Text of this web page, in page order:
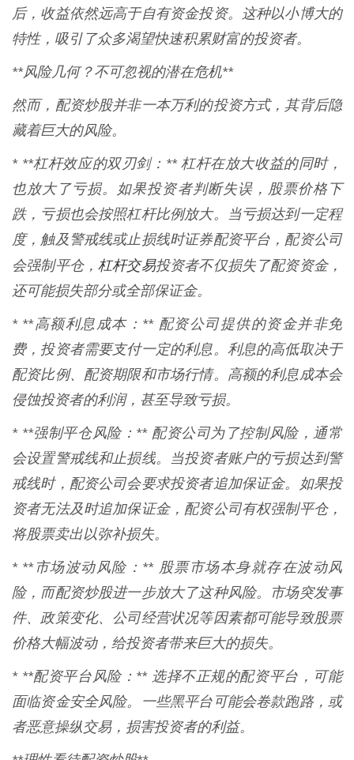
后，收益依然远高于自有资金投资。这种以小博大的
特性，吸引了众多渴望快速积累财富的投资者。
**风险几何？不可忽视的潜在危机**
然而，配资炒股并非一本万利的投资方式，其背后隐
藏着巨大的风险。
* **杠杆效应的双刃剑：** 杠杆在放大收益的同时，
也放大了亏损。如果投资者判断失误，股票价格下
跌，亏损也会按照杠杆比例放大。当亏损达到一定程
度，触及警戒线或止损线时证券配资平台，配资公司
会强制平仓，杠杆交易投资者不仅损失了配资资金，
还可能损失部分或全部保证金。
* **高额利息成本：** 配资公司提供的资金并非免
费，投资者需要支付一定的利息。利息的高低取决于
配资比例、配资期限和市场行情。高额的利息成本会
侵蚀投资者的利润，甚至导致亏损。
* **强制平仓风险：** 配资公司为了控制风险，通常
会设置警戒线和止损线。当投资者账户的亏损达到警
戒线时，配资公司会要求投资者追加保证金。如果投
资者无法及时追加保证金，配资公司有权强制平仓，
将股票卖出以弥补损失。
* **市场波动风险：** 股票市场本身就存在波动风
险，而配资炒股进一步放大了这种风险。市场突发事
件、政策变化、公司经营状况等因素都可能导致股票
价格大幅波动，给投资者带来巨大的损失。
* **配资平台风险：** 选择不正规的配资平台，可能
面临资金安全风险。一些黑平台可能会卷款跑路，或
者恶意操纵交易，损害投资者的利益。